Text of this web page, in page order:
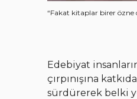
“Fakat kitaplar birer özne
Edebiyat
çırpınışına
sürdürerek belki